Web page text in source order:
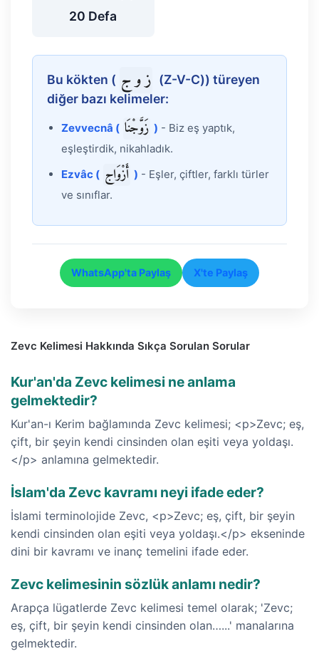
20 Defa
Bu kökten ( ز و ج (Z-V-C)) türeyen
diğer bazı kelimeler:
Zevvecnâ ( زَوَّجْنَا ) - Biz eş yaptık,
eşleştirdik, nikahladık.
Ezvâc ( أَزْوَاج ) - Eşler, çiftler, farklı türler
ve sınıflar.
WhatsApp'ta Paylaş X'te Paylaş
Zevc Kelimesi Hakkında Sıkça Sorulan Sorular
Kur'an'da Zevc kelimesi ne anlama
gelmektedir?
Kur'an-ı Kerim bağlamında Zevc kelimesi; <p>Zevc; eş,
çift, bir şeyin kendi cinsinden olan eşiti veya yoldaşı.
</p> anlamına gelmektedir.
İslam'da Zevc kavramı neyi ifade eder?
İslami terminolojide Zevc, <p>Zevc; eş, çift, bir şeyin
kendi cinsinden olan eşiti veya yoldaşı.</p> ekseninde
dini bir kavramı ve inanç temelini ifade eder.
Zevc kelimesinin sözlük anlamı nedir?
Arapça lügatlerde Zevc kelimesi temel olarak; 'Zevc;
eş, çift, bir şeyin kendi cinsinden olan…...' manalarına
gelmektedir.